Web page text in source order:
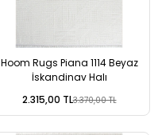
Hoom Rugs Piana 1114 Beyaz
İskandinav Halı
2.315,00 TL3.370,00 TL